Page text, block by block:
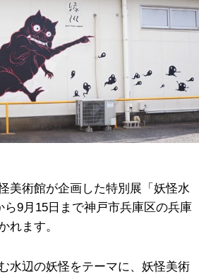
美術館が企画した特別展「妖怪水
ら9月15日まで神戸市兵庫区の兵庫
れます。
水辺の妖怪をテーマに、妖怪美術